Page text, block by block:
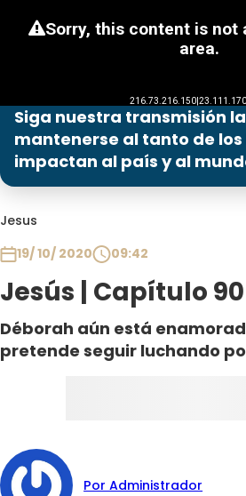
Siga nuestra transmisión
mantenerse al tanto de los
impactan al país y al
Jesus
19/ 10/ 2020
09:42
Jesús | Capítulo 90
Déborah aún está
pretende seguir luchando
Por Administrador
Programas
Club De La Comedia
Contigo en Directo
Plan Perfecto
El Tiempo
Sabingo
Todos Los Programas